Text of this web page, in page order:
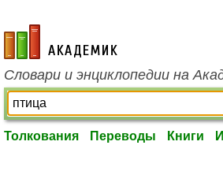
academic.ru
Словари и энциклопедии на
Толкования Переводы Книги